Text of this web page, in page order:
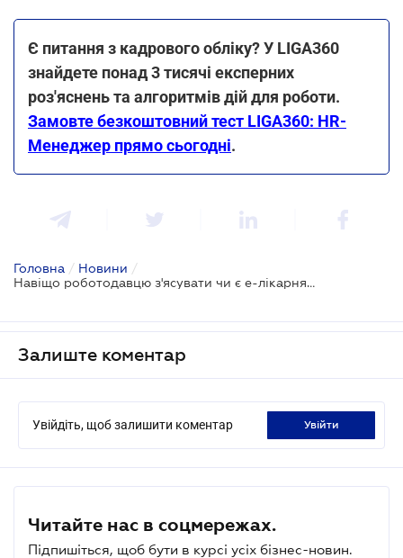
Є питання з кадрового обліку? У LIGA360
знайдете понад 3 тисячі експерних
роз'яснень та алгоритмів дій для роботи.
Замовте безкоштовний тест LIGA360: HR-
Менеджер прямо сьогодні.
Головна / Новини /
Навіщо роботодавцю з'ясувати чи є е-лікарняний первинним чи продовженням
Залиште коментар
Увійдіть, щоб залишити коментар увійти
Читайте нас в соцмережах.
Підпишіться, щоб бути в курсі усіх бізнес-новин.